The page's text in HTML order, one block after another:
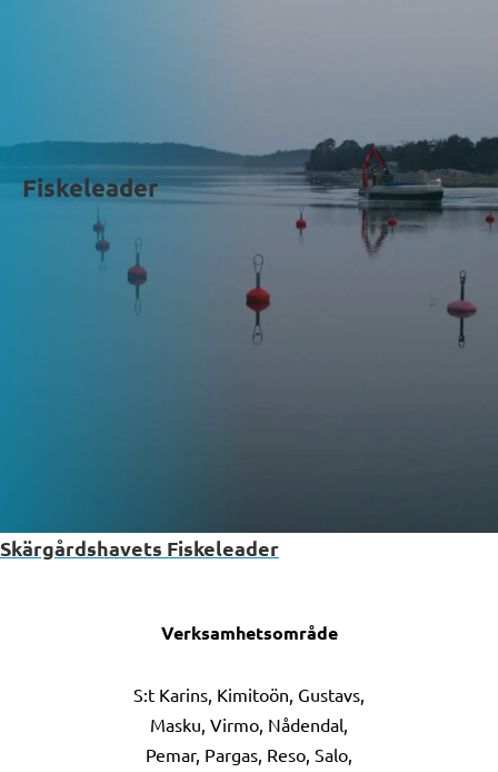
Fiskeleader
Skärgårdshavets Fiskeleader
Verksamhetsområde
S:t Karins, Kimitoön, Gustavs,
Masku, Virmo, Nådendal,
Pemar, Pargas, Reso, Salo,